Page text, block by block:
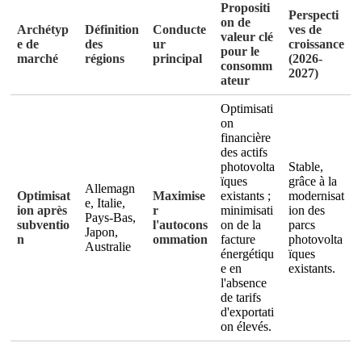
Archétyp
e de
marché
Définition
des
régions
Conducte
ur
principal
Propositi
on de
valeur clé
pour le
consomm
ateur
Perspecti
ves de
croissance
(2026-
2027)
Optimisat
ion après
subventio
n
Allemagn
e, Italie,
Pays-Bas,
Japon,
Australie
Maximise
r
l'autocons
ommation
Optimisati
on
financière
des actifs
photovolta
ïques
existants ;
minimisati
on de la
facture
énergétiqu
e en
l'absence
de tarifs
d'exportati
on élevés.
Stable,
grâce à la
modernisat
ion des
parcs
photovolta
ïques
existants.